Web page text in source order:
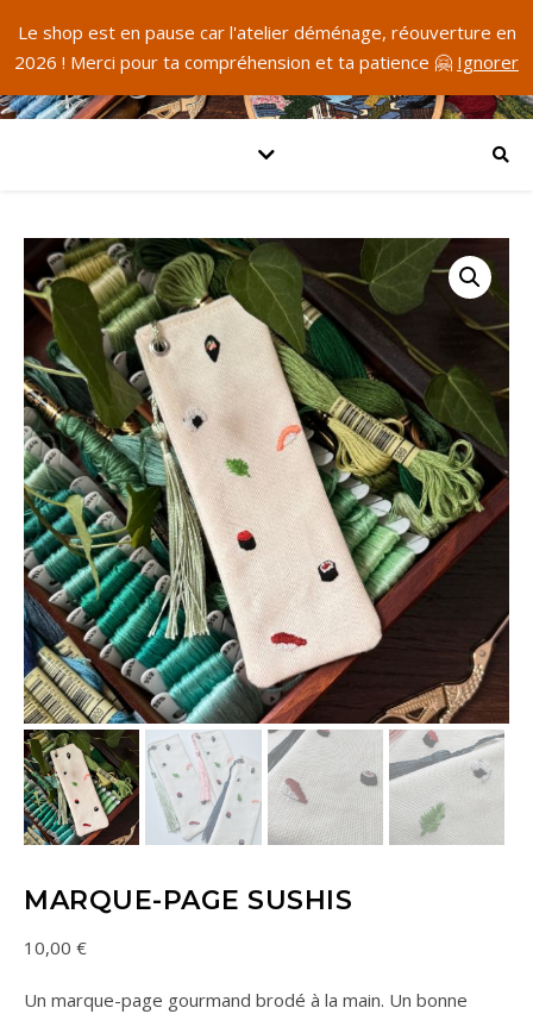
Le shop est en pause car l'atelier déménage, réouverture en
2026 ! Merci pour ta compréhension et ta patience 🤗 Ignorer
MARQUE-PAGE SUSHIS
10,00 €
Un marque-page gourmand brodé à la main. Un bonne